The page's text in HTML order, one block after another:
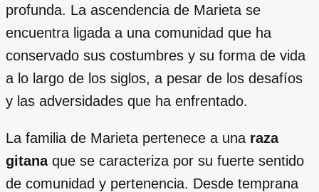
profunda. La ascendencia de Marieta se
encuentra ligada a una comunidad que ha
conservado sus costumbres y su forma de vida
a lo largo de los siglos, a pesar de los desafíos
y las adversidades que ha enfrentado.
La familia de Marieta pertenece a una raza
gitanaque se caracteriza por su fuerte sentido
de comunidad y pertenencia. Desde temprana